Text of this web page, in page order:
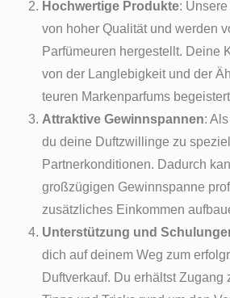
Hochwertige Produkte:
von hoher Qualität und werden
Parfümeuren hergestellt. Deine
von der Langlebigkeit und der
teuren Markenparfums
Attraktive Gewinnspannen:
du deine Duftzwillinge zu
Partnerkonditionen. Dadurch
großzügigen Gewinnspanne
zusätzliches Einkommen
Unterstützung und
dich auf deinem Weg zum
Duftverkauf. Du erhältst Zugang